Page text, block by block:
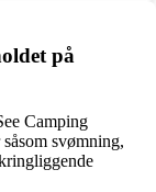
på
Camping
svømning,